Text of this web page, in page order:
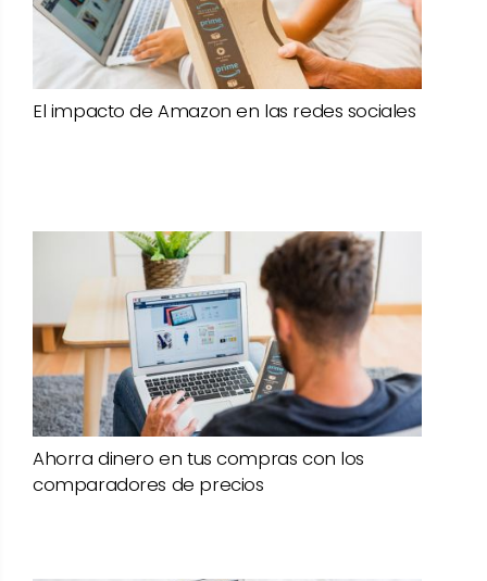
El impacto de Amazon en las redes sociales
Ahorra dinero en tus compras con los
comparadores de precios